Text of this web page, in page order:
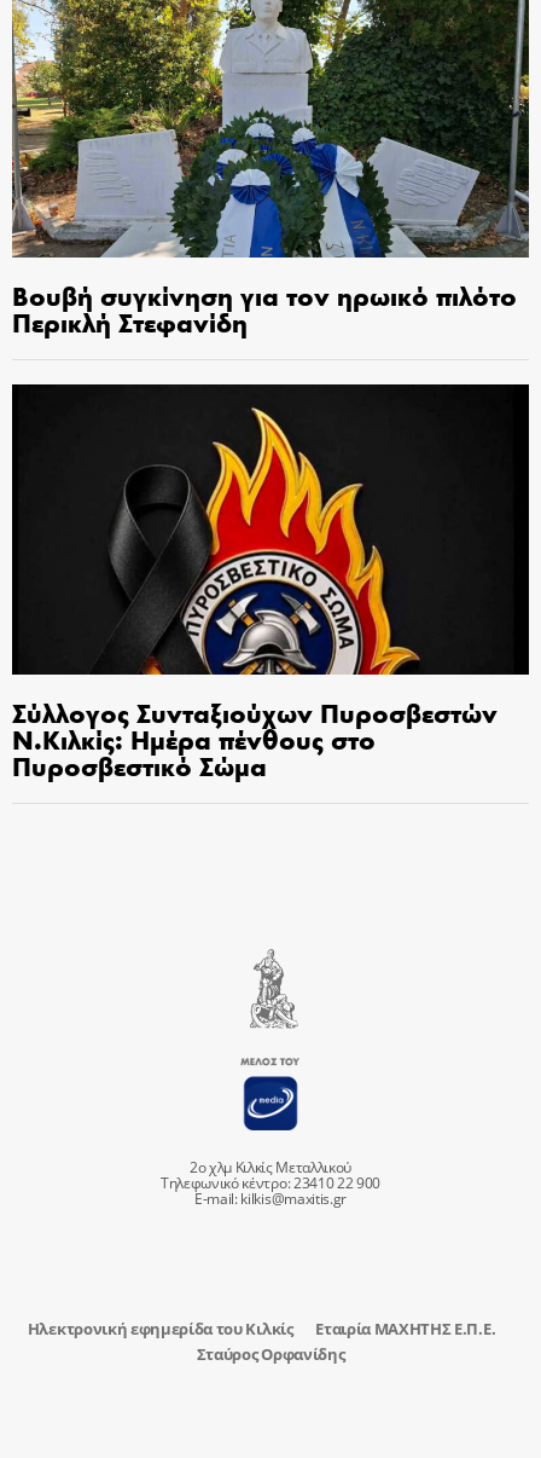
Βουβή συγκίνηση για τον ηρωικό πιλότο
Περικλή Στεφανίδη
Σύλλογος Συνταξιούχων Πυροσβεστών
Ν.Κιλκίς: Ημέρα πένθους στο
Πυροσβεστικό Σώμα
2ο χλμ Κιλκίς Μεταλλικού
Τηλεφωνικό κέντρο: 23410 22 900
E-mail:kilkis@maxitis.gr
Ηλεκτρονική εφημερίδα του Κιλκίς
Εταιρία ΜΑΧΗΤΗΣ Ε.Π.Ε.
Σταύρος Ορφανίδης